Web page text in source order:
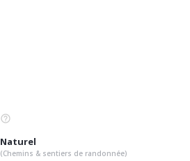
Naturel
(Chemins & sentiers de randonnée)